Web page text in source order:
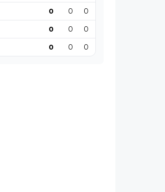
0 0 0
0 0 0
0 0 0